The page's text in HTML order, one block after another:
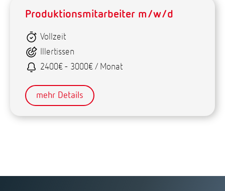
Produktionsmitarbeiter m/w/d
Vollzeit
Illertissen
2400€ - 3000€ / Monat
mehr Details